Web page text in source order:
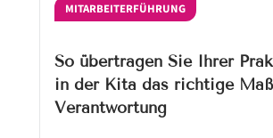
MITARBEITERFÜHRUNG
So übertragen Sie Ihrer
in der Kita das richtige
Verantwortung